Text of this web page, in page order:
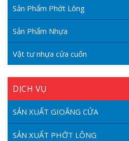
Sản Phẩm Phớt Lông
Sản Phẩm Nhựa
Vật tư nhựa cửa cuốn
DỊCH VỤ
SẢN XUẤT GIOĂNG CỬA
SẢN XUẤT PHỚT LÔNG